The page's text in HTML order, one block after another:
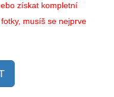
získat kompletní
musíš se nejprve